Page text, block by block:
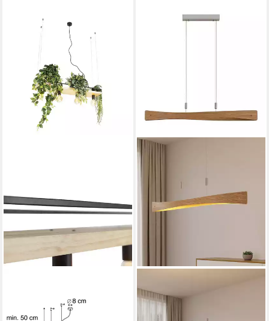
Leuchtmittel, Warmweiß,
Hängeleuchte Beazina, LED,
Metall warmweiß IP20, LED